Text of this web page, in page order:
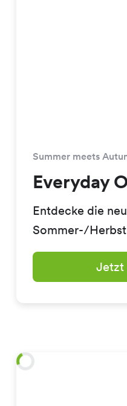
Summer meets
Everyday
Entdecke die
Sommer-/
Jetzt